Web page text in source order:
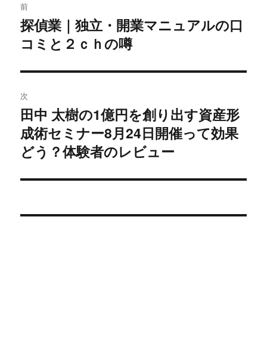
稿
ナ
ビ
ゲ
ー
シ
前
過
去
投
稿:
探偵業｜独立・開業マニュアルの口
コミと２ｃｈの噂
次
次
の
投
田中 太樹の1億円を創り出す資産形
成術セミナー8月24日開催って効果
どう？体験者のレビュー